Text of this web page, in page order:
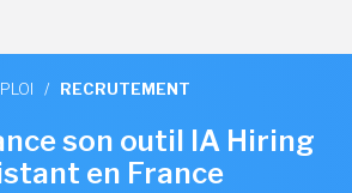
/ RECRUTEMENT
son outil IA Hiring
en France